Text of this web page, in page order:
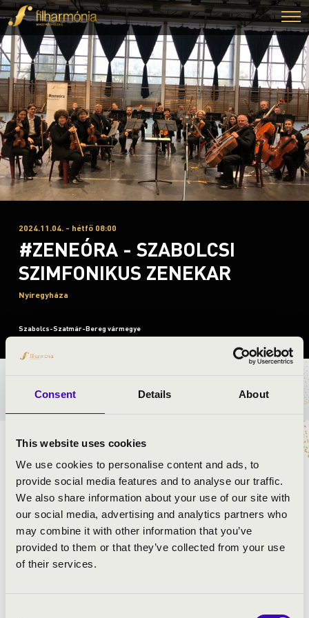
Consent Details About
This website uses cookies
We use cookies to personalise content and ads, to
provide social media features and to analyse our traffic.
We also share information about your use of our site with
our social media, advertising and analytics partners who
may combine it with other information that you’ve
provided to them or that they’ve collected from your use
of their services.
2024.11.04. - hétfő 08:00
#ZENEÓRA - SZABOLCSI
SZIMFONIKUS ZENEKAR
Nyíregyháza
Szabolcs-Szatmár-Bereg vármegye
BÉRLET- ÉS JEGYÁRAK
Miért szerethetjük a klasszikus zenét?
színpad hangszerekkel és zenészekkel! Induljon be a
képzeltünk Szabó Soma karmesterpálcájának
mozdulataira! Miért szerethetjük a klasszikus zenét?A
varázslatos zenéken keresztülezt Ti ismegtudhatjátok!
ELŐADÓK: